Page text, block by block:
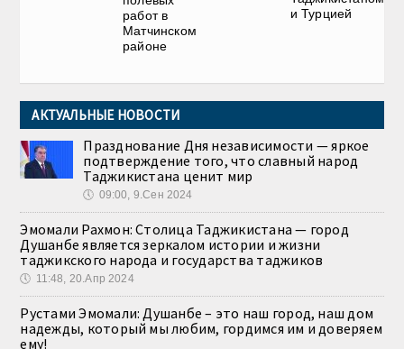
работ в
Матчинском
районе
и Турцией
АКТУАЛЬНЫЕ НОВОСТИ
Празднование Дня независимости — яркое
подтверждение того, что славный народ
Таджикистана ценит мир
🕔 09:00, 9.Сен 2024
Эмомали Рахмон: Столица Таджикистана — город
Душанбе является зеркалом истории и жизни
таджикского народа и государства таджиков
🕔 11:48, 20.Апр 2024
Рустами Эмомали: Душанбе – это наш город, наш дом
надежды, который мы любим, гордимся им и доверяем
ему!